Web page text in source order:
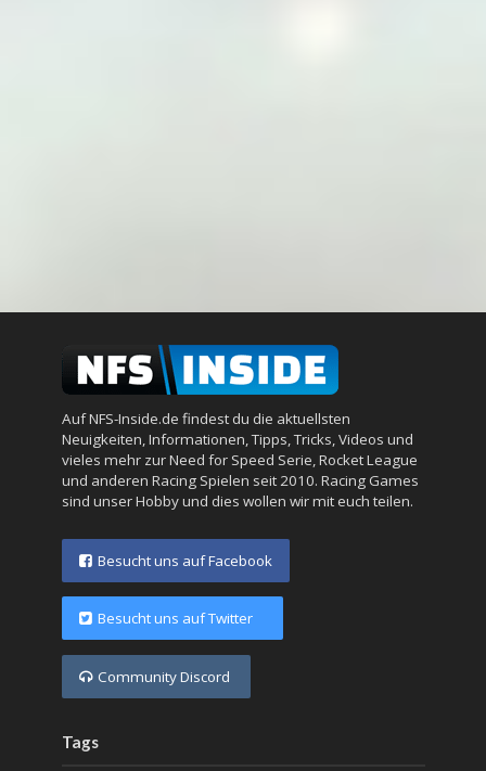
Auf NFS-Inside.de findest du die aktuellsten
Neuigkeiten, Informationen, Tipps, Tricks, Videos und
vieles mehr zur Need for Speed Serie, Rocket League
und anderen Racing Spielen seit 2010. Racing Games
sind unser Hobby und dies wollen wir mit euch teilen.
Besucht uns auf Facebook
Besucht uns auf Twitter
Community Discord
Tags